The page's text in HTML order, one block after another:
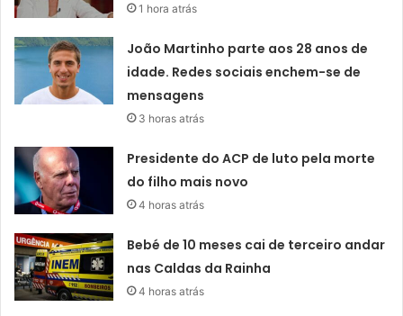
1 hora atrás
João Martinho parte aos 28 anos de
idade. Redes sociais enchem-se de
mensagens
3 horas atrás
Presidente do ACP de luto pela morte
do filho mais novo
4 horas atrás
Bebé de 10 meses cai de terceiro andar
nas Caldas da Rainha
4 horas atrás